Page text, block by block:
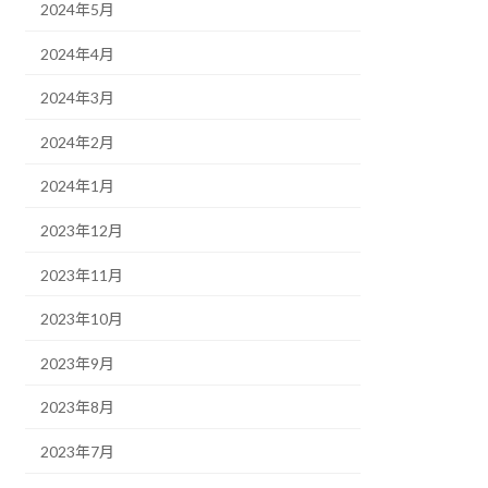
2024年5月
2024年4月
2024年3月
2024年2月
2024年1月
2023年12月
2023年11月
2023年10月
2023年9月
2023年8月
2023年7月